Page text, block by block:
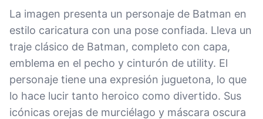
La imagen presenta un personaje de Batman en
estilo caricatura con una pose confiada. Lleva un
traje clásico de Batman, completo con capa,
emblema en el pecho y cinturón de utility. El
personaje tiene una expresión juguetona, lo que
lo hace lucir tanto heroico como divertido. Sus
icónicas orejas de murciélago y máscara oscura